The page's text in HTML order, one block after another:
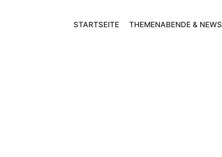
STARTSEITE THEMENABENDE & NEWS